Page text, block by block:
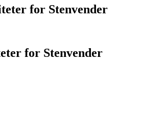
for Stenvender
for Stenvender